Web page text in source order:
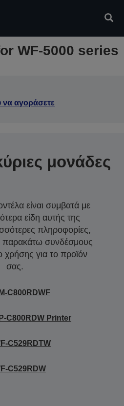
WF-5000 series
να αγοράσετε
μονάδες
είναι συμβατά με
είδη αυτής της
πληροφορίες,
παρακάτω συνδέσμους
χρήσης για το προϊόν
σας.
C800RDWF
C800RDW Printer
C529RDTW
C529RDW